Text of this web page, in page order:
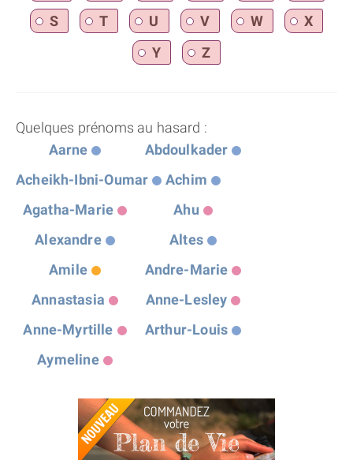
S
T U V W
X
Y
Z
Quelques prénoms au hasard :
Aarne
Abdoulkader
Acheikh-Ibni-Oumar
Achim
Agatha-Marie
Ahu
Alexandre
Altes
Amile
Andre-Marie
Annastasia
Anne-Lesley
Anne-Myrtille
Arthur-Louis
Aymeline